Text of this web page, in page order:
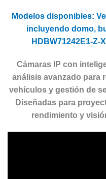
Modelos disponibles:
incluyendo domo,
HDBW71242E1-Z-
Cámaras IP con
análisis avanzado para
vehículos y gestión de
Diseñadas para
rendimiento y